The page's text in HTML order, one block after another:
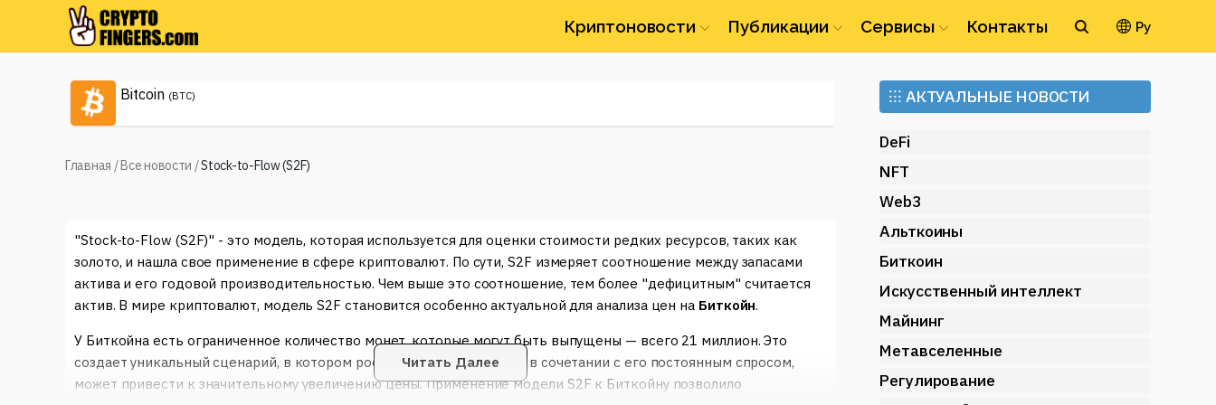
Криптоновости Публикации Сервисы Контакты Ру
Bitcoin (BTC) Ethereum (ETH)
Главная /Все новости /Stock-to-Flow (S2F)
"Stock-to-Flow (S2F)" - это модель, которая используется для оценки стоимости редких ресурсов, таких как
золото, и нашла свое применение в сфере криптовалют. По сути, S2F измеряет соотношение между запасами
актива и его годовой производительностью. Чем выше это соотношение, тем более "дефицитным" считается
актив. В мире криптовалют, модель S2F становится особенно актуальной для анализа цен на Биткойн.
У Биткойна есть ограниченное количество монет, которые могут быть выпущены — всего 21 миллион. Это
создает уникальный сценарий, в котором рост дефицита Биткойна, в сочетании с его постоянным спросом,
может привести к значительному увеличению цены. Применение модели S2F к Биткойну позволило
Читать Далее
⁝⁝⁝ АКТУАЛЬНЫЕ НОВОСТИ
DeFi
NFT
Web3
Альткоины
Биткоин
Искусственный интеллект
Майнинг
Метавселенные
Регулирование